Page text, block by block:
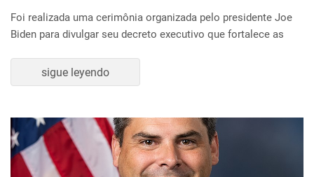
Foi realizada uma cerimônia organizada pelo presidente Joe
Biden para divulgar seu decreto executivo que fortalece as
sigue leyendo